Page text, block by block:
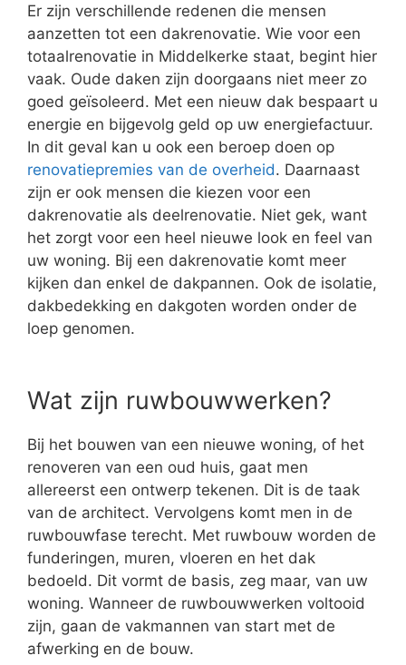
Er zijn verschillende redenen die mensen
aanzetten tot een dakrenovatie. Wie voor een
totaalrenovatie in Middelkerke staat, begint hier
vaak. Oude daken zijn doorgaans niet meer zo
goed geïsoleerd. Met een nieuw dak bespaart u
energie en bijgevolg geld op uw energiefactuur.
In dit geval kan u ook een beroep doen op
renovatiepremies van de overheid. Daarnaast
zijn er ook mensen die kiezen voor een
dakrenovatie als deelrenovatie. Niet gek, want
het zorgt voor een heel nieuwe look en feel van
uw woning. Bij een dakrenovatie komt meer
kijken dan enkel de dakpannen. Ook de isolatie,
dakbedekking en dakgoten worden onder de
loep genomen.
Wat zijn ruwbouwwerken?
Bij het bouwen van een nieuwe woning, of het
renoveren van een oud huis, gaat men
allereerst een ontwerp tekenen. Dit is de taak
van de architect. Vervolgens komt men in de
ruwbouwfase terecht. Met ruwbouw worden de
funderingen, muren, vloeren en het dak
bedoeld. Dit vormt de basis, zeg maar, van uw
woning. Wanneer de ruwbouwwerken voltooid
zijn, gaan de vakmannen van start met de
afwerking en de bouw.